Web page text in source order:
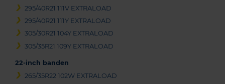
295/40R21 111V EXTRALOAD
295/40R21 111Y EXTRALOAD
305/30R21 104Y EXTRALOAD
305/35R21 109Y EXTRALOAD
22-inch banden
265/35R22 102W EXTRALOAD